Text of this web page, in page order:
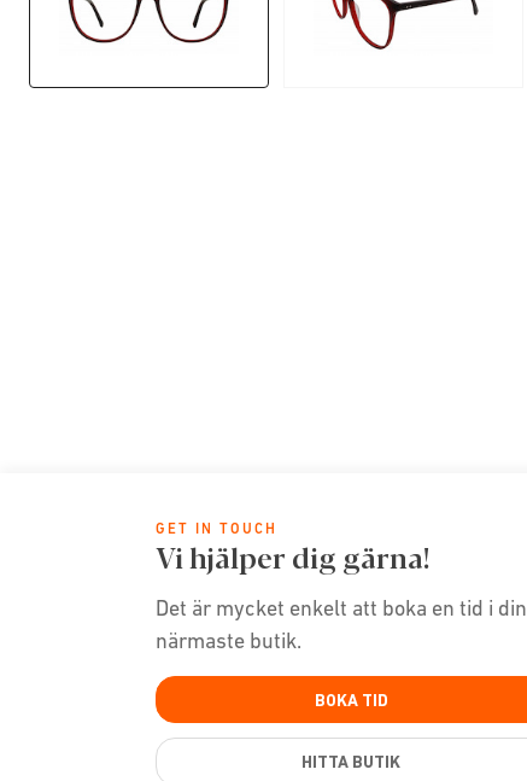
GET IN TOUCH
Vi hjälper dig gärna!
Det är mycket enkelt att boka en tid i din
närmaste butik.
BOKA TID
HITTA BUTIK